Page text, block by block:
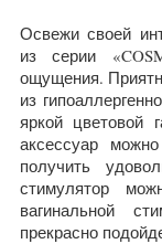
Освежи своей
из серии
ощущения.
из
яркой цветовой
аксессуар
получить
стимулятор
вагинальной
прекрасно